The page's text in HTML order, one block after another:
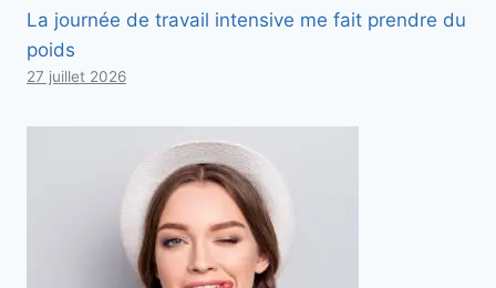
La journée de travail intensive me fait prendre du
poids
27 juillet 2026